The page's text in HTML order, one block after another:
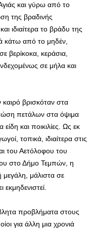
και γύρω από το
της βραδινής
ιδιαίτερα το βράδυ της
κάτω από το μηδέν,
βερίκοκα, κεράσια,
σε μήλα και
βρισκόταν στα
πετάλων στα όψιμα
και ποικιλίες. Ως εκ
τοπικά, ιδιαίτερα στις
του Αετόλοφου του
στο Δήμο Τεμπών, η
μεγάλη, μάλιστα σε
προβλήματα στους
για άλλη μια χρονιά